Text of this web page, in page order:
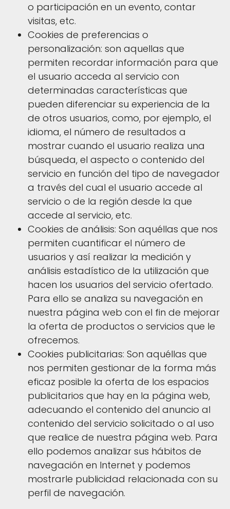
o participación en un evento, contar
visitas, etc.
Cookies de preferencias o
personalización: son aquellas que
permiten recordar información para que
el usuario acceda al servicio con
determinadas características que
pueden diferenciar su experiencia de la
de otros usuarios, como, por ejemplo, el
idioma, el número de resultados a
mostrar cuando el usuario realiza una
búsqueda, el aspecto o contenido del
servicio en función del tipo de navegador
a través del cual el usuario accede al
servicio o de la región desde la que
accede al servicio, etc.
Cookies de análisis: Son aquéllas que nos
permiten cuantificar el número de
usuarios y así realizar la medición y
análisis estadístico de la utilización que
hacen los usuarios del servicio ofertado.
Para ello se analiza su navegación en
nuestra página web con el fin de mejorar
la oferta de productos o servicios que le
ofrecemos.
Cookies publicitarias: Son aquéllas que
nos permiten gestionar de la forma más
eficaz posible la oferta de los espacios
publicitarios que hay en la página web,
adecuando el contenido del anuncio al
contenido del servicio solicitado o al uso
que realice de nuestra página web. Para
ello podemos analizar sus hábitos de
navegación en Internet y podemos
mostrarle publicidad relacionada con su
perfil de navegación.